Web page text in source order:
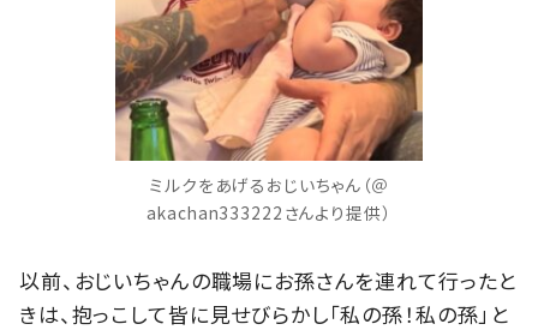
ミルクをあげるおじいちゃん（＠
akachan333222さんより提供）
以前、おじいちゃんの職場にお孫さんを連れて行ったと
きは、抱っこして皆に見せびらかし「私の孫！私の孫」と